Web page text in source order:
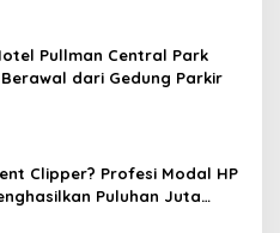
Pullman Central Park
dari Gedung Parkir
Clipper? Profesi Modal HP
Puluhan Juta